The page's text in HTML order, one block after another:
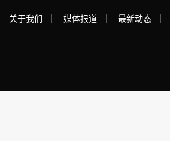
关于我们 媒体报道 最新动态